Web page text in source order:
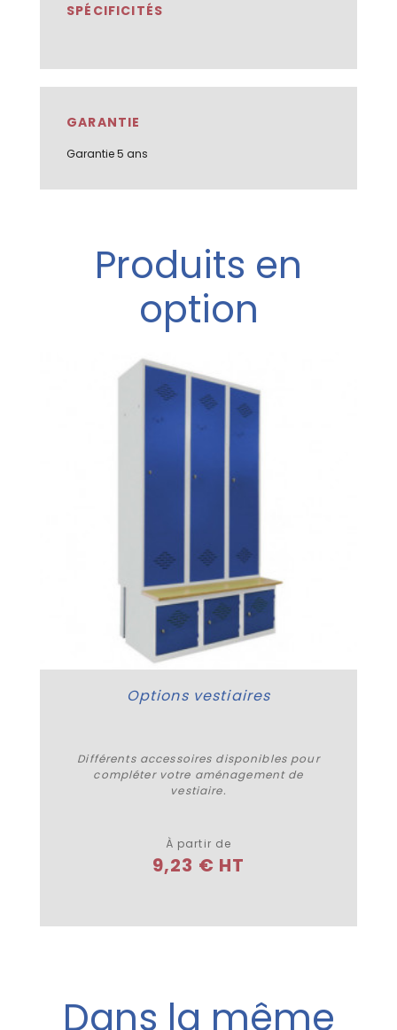
SPÉCIFICITÉS
GARANTIE
Garantie 5 ans
Produits en
option
Options vestiaires
Différents accessoires disponibles pour
compléter votre aménagement de
vestiaire.
À partir de
9,23 € HT
Dans la même